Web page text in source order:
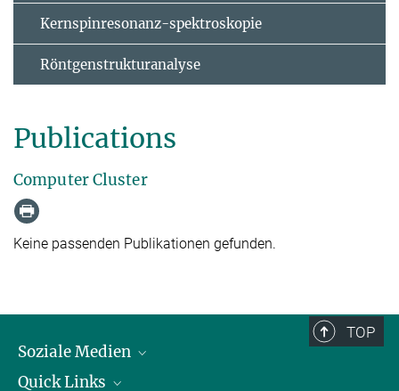
Kernspinresonanz-spektroskopie
Röntgenstrukturanalyse
Publications
Computer Cluster
Keine passenden Publikationen gefunden.
TOP
Soziale Medien
LinkedIn
Quick Links